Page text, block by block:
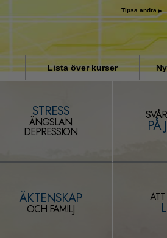
Tipsa andra
Lista över kurser
Svar på drogproblemet
Orsaken till undertryckande
STRESS
ÄNGSLAN
DEPRESSION PÅ
ÄKTENSKAP
OCH FAMILJ